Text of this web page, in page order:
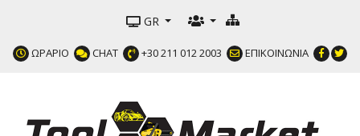
GR
ΩΡΑΡΙΟ CHAT +30 211 012 2003 ΕΠΙΚΟΙΝΩΝΙΑ